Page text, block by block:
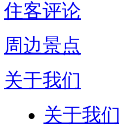
住客评论
周边景点
关于我们
关于我们